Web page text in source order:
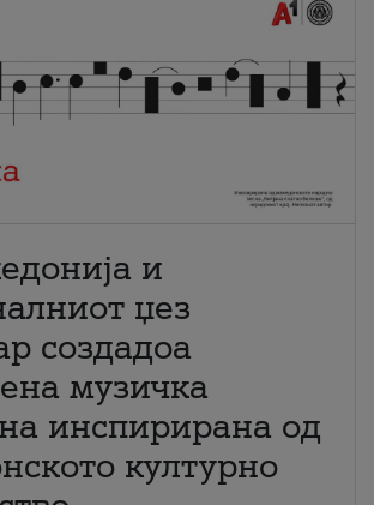
и
џез
создадоа
музичка
инспирирана од
културно